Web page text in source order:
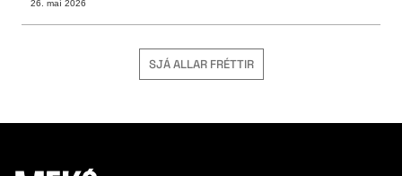
26. maí 2026
SJÁ ALLAR FRÉTTIR